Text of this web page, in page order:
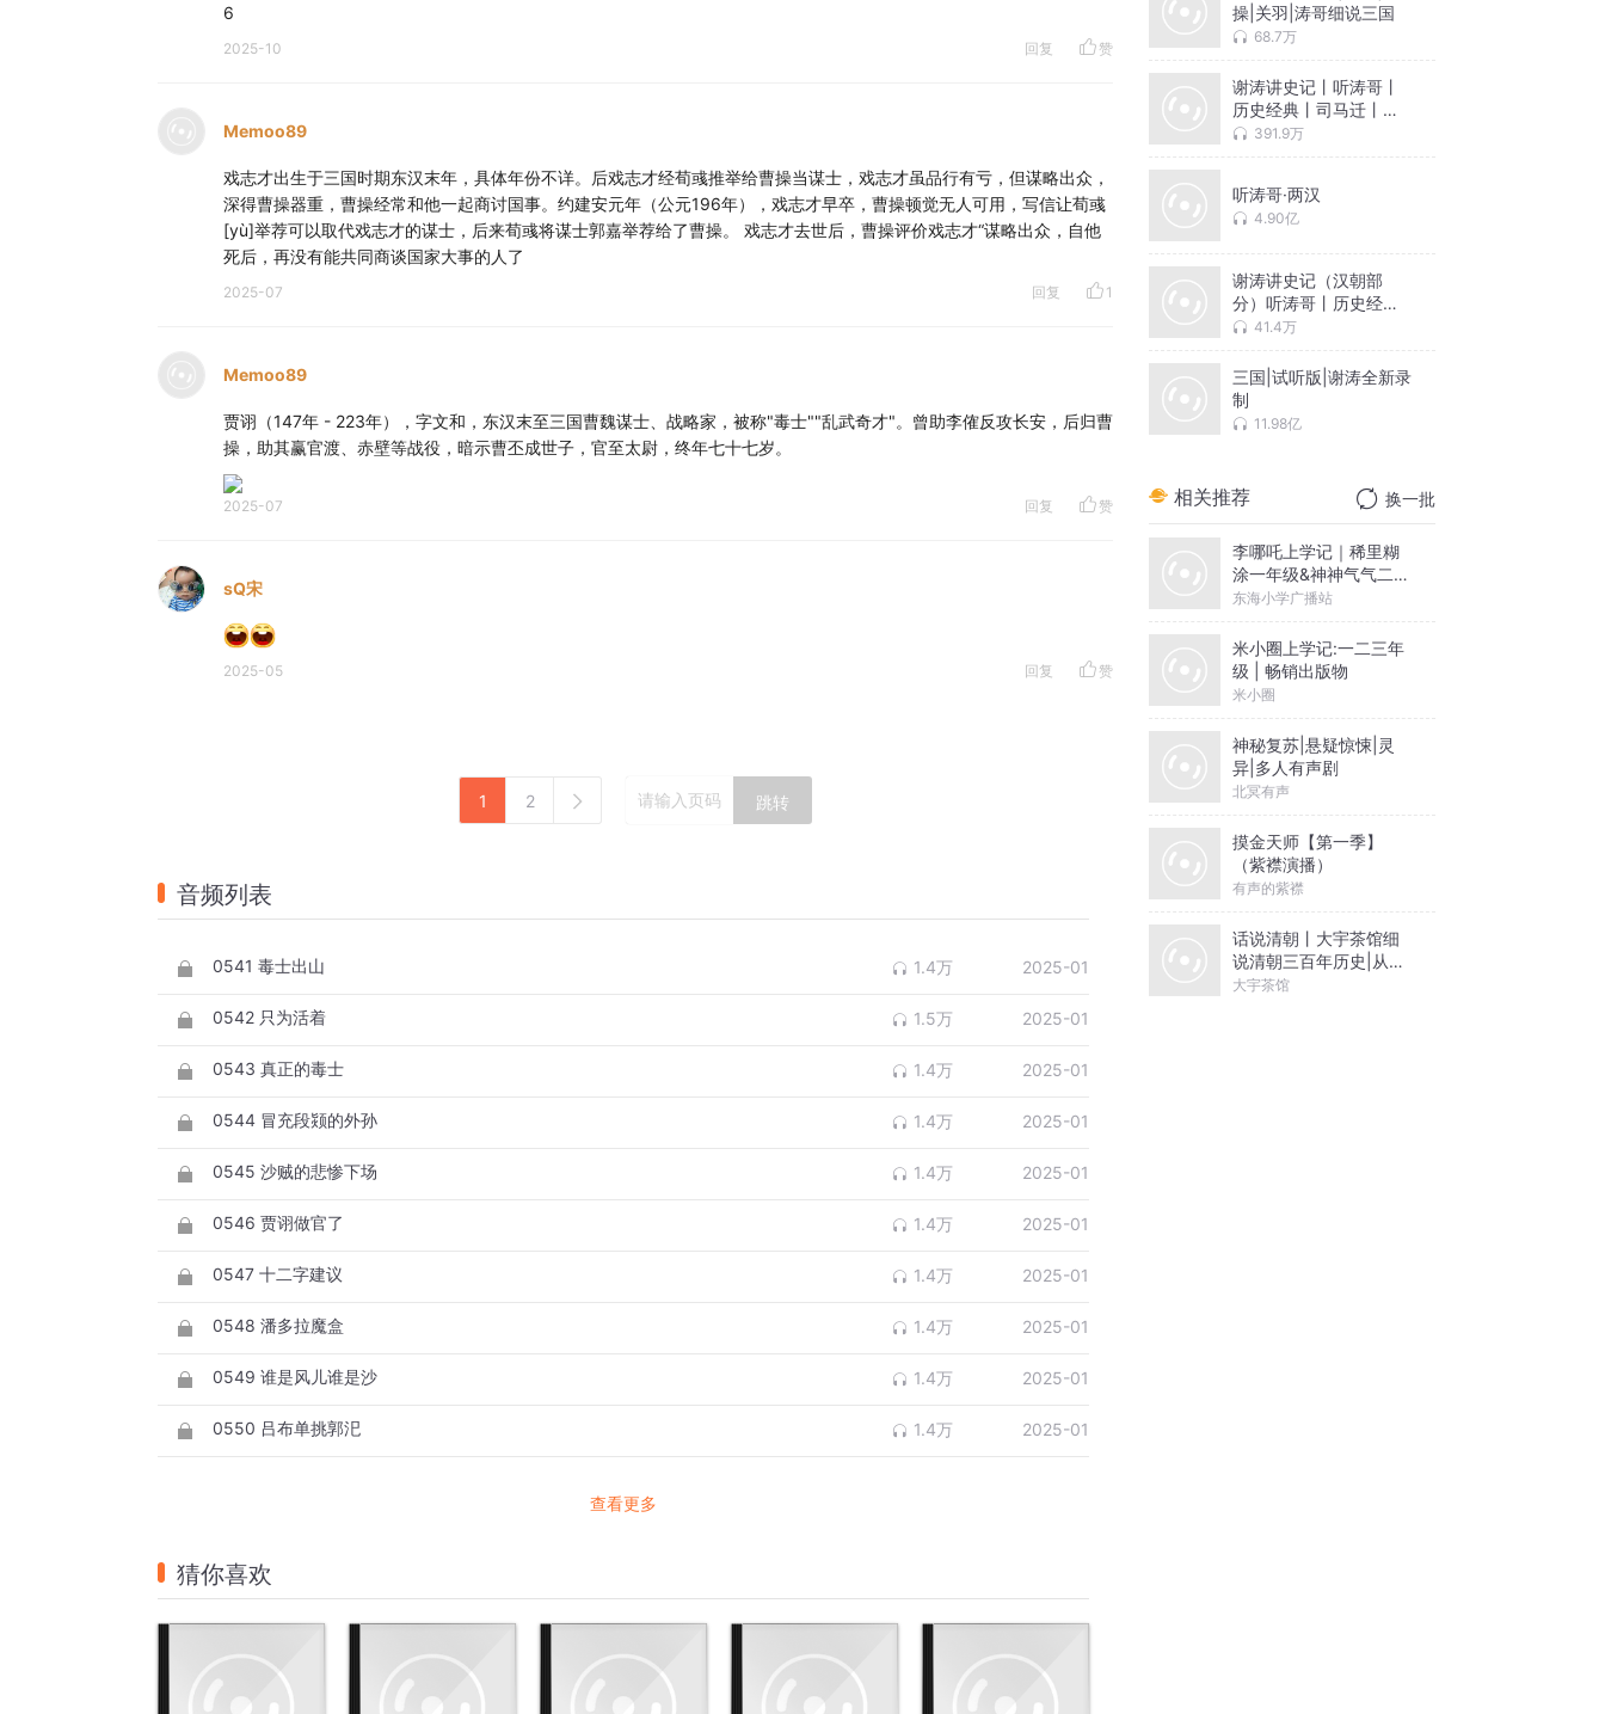
6
2025-10 回复 赞
Memoo89
戏志才出生于三国时期东汉末年，具体年份不详。后戏志才经荀彧推举给曹操当谋士，戏志才虽品行有亏，但谋略出众，
深得曹操器重，曹操经常和他一起商讨国事。约建安元年（公元196年），戏志才早卒，曹操顿觉无人可用，写信让荀彧
[yù]举荐可以取代戏志才的谋士，后来荀彧将谋士郭嘉举荐给了曹操。 戏志才去世后，曹操评价戏志才“谋略出众，自他
死后，再没有能共同商谈国家大事的人了
2025-07 回复 1
Memoo89
贾诩（147年 - 223年），字文和，东汉末至三国曹魏谋士、战略家，被称"毒士""乱武奇才"。曾助李傕反攻长安，后归曹
操，助其赢官渡、赤壁等战役，暗示曹丕成世子，官至太尉，终年七十七岁。
2025-07 回复 赞
sQ宋
2025-05 回复 赞
1 2 跳转
音频列表
0541 毒士出山 1.4万 2025-01
0542 只为活着 1.5万 2025-01
0543 真正的毒士 1.4万 2025-01
0544 冒充段颎的外孙 1.4万 2025-01
0545 沙贼的悲惨下场 1.4万 2025-01
0546 贾诩做官了 1.4万 2025-01
0547 十二字建议 1.4万 2025-01
0548 潘多拉魔盒 1.4万 2025-01
0549 谁是风儿谁是沙 1.4万 2025-01
0550 吕布单挑郭汜 1.4万 2025-01
查看更多
猜你喜欢
操|关羽|涛哥细说三国
68.7万
谢涛讲史记丨听涛哥丨
历史经典丨司马迁丨秦
始皇391.9万
听涛哥·两汉
4.90亿
谢涛讲史记（汉朝部
分）听涛哥丨历史经典
丨司马迁
41.4万
三国|试听版|谢涛全新录
制
11.98亿
相关推荐 换一批
李哪吒上学记｜稀里糊
涂一年级&神神气气二年
级
东海小学广播站
米小圈上学记:一二三年
级 | 畅销出版物
米小圈
神秘复苏|悬疑惊悚|灵
异|多人有声剧
北冥有声
摸金天师【第一季】
（紫襟演播）
有声的紫襟
话说清朝丨大宇茶馆细
说清朝三百年历史|从努
尔哈赤到末代皇帝溥仪|
大宇茶馆